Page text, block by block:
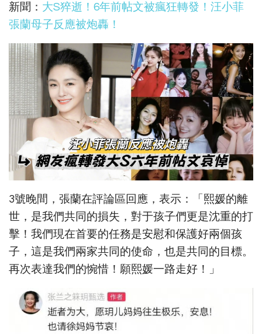
新聞： 大S猝逝！6年前帖文被瘋狂轉發！汪小菲
張蘭母子反應被炮轟！
3號晚間，張蘭在評論區回應，表示：「熙媛的離
世，是我們共同的損失，對于孩子們更是沈重的打
擊！我們現在首要的任務是安慰和保護好兩個孩
子，這是我們兩家共同的使命，也是共同的目標。
再次表達我們的惋惜！願熙媛一路走好！」